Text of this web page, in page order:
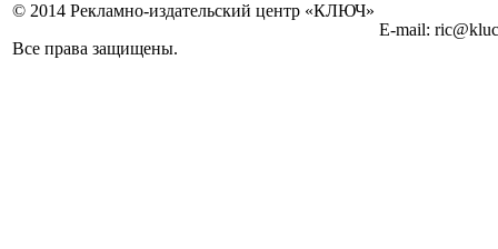
© 2014 Рекламно-издательский центр «КЛЮЧ»
Все права защищены.
E-mail: